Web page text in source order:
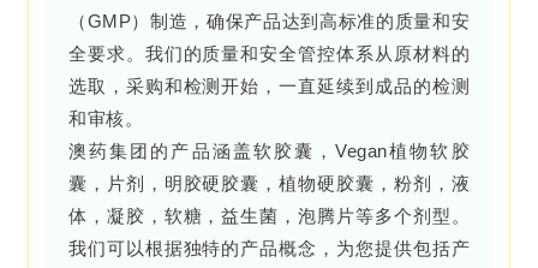
（GMP）制造，确保产品达到高标准的质量和安
全要求。我们的质量和安全管控体系从原材料的
选取，采购和检测开始，一直延续到成品的检测
和审核。
澳药集团的产品涵盖软胶囊，Vegan植物软胶
囊，片剂，明胶硬胶囊，植物硬胶囊，粉剂，液
体，凝胶，软糖，益生菌，泡腾片等多个剂型。
我们可以根据独特的产品概念，为您提供包括产